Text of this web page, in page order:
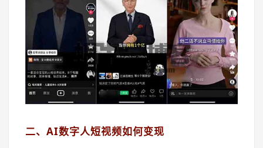
二、AI数字人短视频如何变现